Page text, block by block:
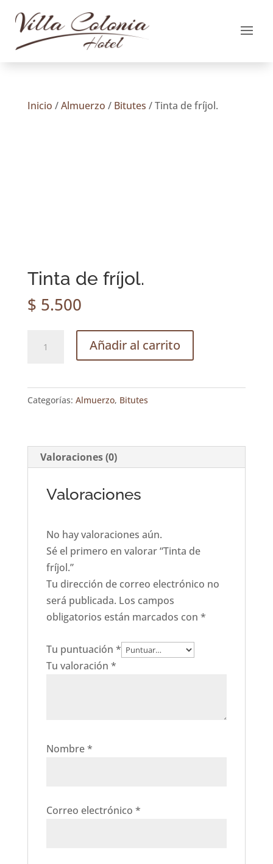
Inicio /Almuerzo / Bitutes / Tinta de fríjol.
Tinta de fríjol.
$ 5.500
cantidad
Añadir al carrito
Categorías: Almuerzo, Bitutes
Valoraciones (0)
Valoraciones
No hay valoraciones aún.
Sé el primero en valorar “Tinta de
fríjol.”
Tu dirección de correo electrónico no
será publicada. Los campos
obligatorios están marcados con *
Tu puntuación *
Tu valoración *
Nombre*
Correo electrónico *